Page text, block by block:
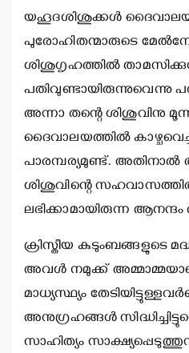
യഹൂദശിശുക്കള്‍
പുരോഹിതന്മാരുടെ
ശിശുഗൃഹത്തില്‍
പതിവുണ്ടായിരുന്നുവെന്നു
അന്നാ തന്റെ ശിശുവിനു
ദൈവാലയത്തില്‍
പാരമ്പര്യമുണ്ട്. അതിനാല്‍
ശിശുവിന്റെ
ലഭിക്കാമായിരുന്ന
ക്രിസ്തീയ കുടുംബങ്ങളുടെ
അവള്‍ നമുക്ക്
മാധ്യസ്ഥ്യം
അനുഗ്രഹങ്ങള്‍
സാഹിത്യം